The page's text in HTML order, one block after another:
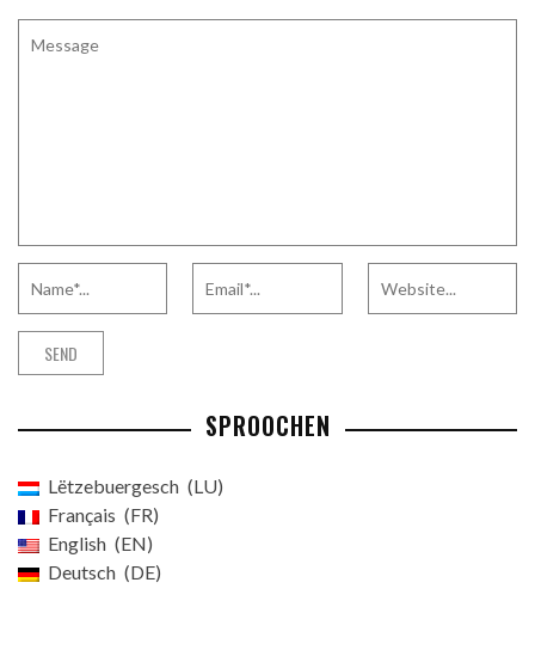
SPROOCHEN
Lëtzebuergesch
LU
Français
FR
English
EN
Deutsch
DE